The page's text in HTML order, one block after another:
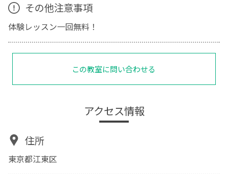
その他注意事項
体験レッスン一回無料！
この教室に問い合わせる
アクセス情報
住所
東京都江東区